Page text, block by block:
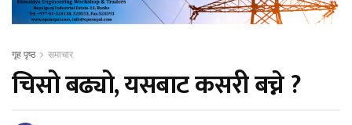
गृह पृष्ठ समाचार
चिसो बढ्यो, यसबाट कसरी बच्ने ?